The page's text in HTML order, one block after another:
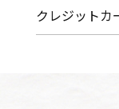
クレジットカ